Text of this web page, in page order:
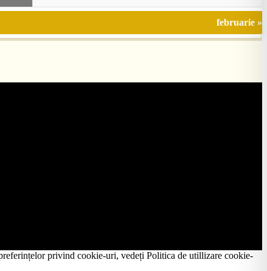
februarie »
privind cookie-uri, vedeți Politica de utillizare cookie-